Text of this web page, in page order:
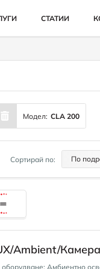
СТАТИИ
Модел: CLA 200
Сортирай по: По
Ambient/